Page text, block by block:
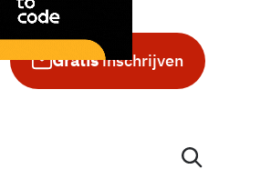
Gratisinschrijven